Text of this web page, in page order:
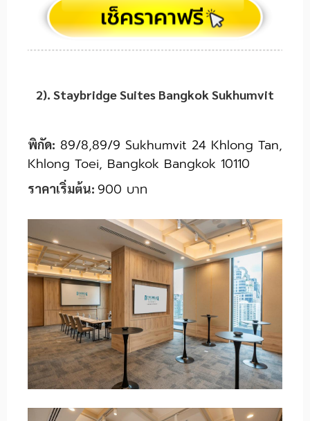
2). Staybridge Suites Bangkok Sukhumvit
พิกัด: 89/8,89/9 Sukhumvit 24 Khlong Tan,
Khlong Toei, Bangkok Bangkok 10110
ราคาเริ่มต้น: 900 บาท